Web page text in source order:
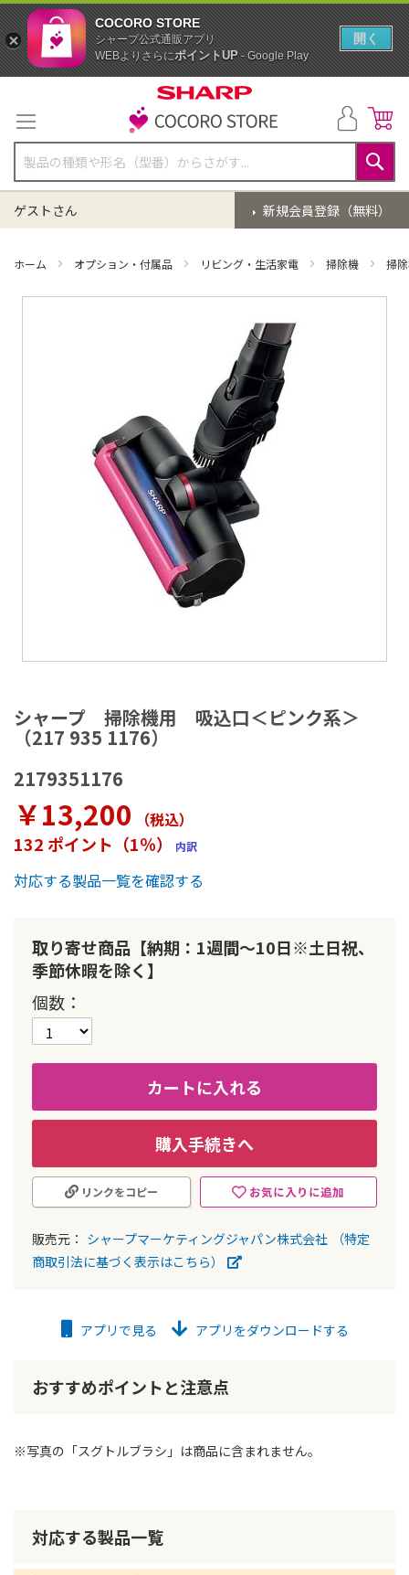
テ
ン
ツ
に
ス
キ
ッ
検
索
新規会員登録（無料）
ゲストさん
ホーム オプション・付属品 リビング・生活家電 掃除機 掃
シャープ 掃除機用 吸込口＜ピンク系＞
（217 935 1176）
2179351176
￥13,200 （税込）
132 ポイント（1％） 内訳
対応する製品一覧を確認する
取り寄せ商品【納期：1週間～10日※土日祝、
季節休暇を除く】
個数
カートに入れる
購入手続きへ
お気に入りに追加
リンクをコピー
販売元： シャープマーケティングジャパン株式会社
（特定
商取引法に基づく表示はこちら）
メ
ー
ジ
ャ
リ
ー
の
最
初
動
す
る
アプリで見る アプリをダウンロードする
おすすめポイントと注意点
※写真の「スグトルブラシ」は商品に含まれません。
対応する製品一覧
COCORO STORE
シャープ公式通販アプリ
WEBよりさらにポイントUP- Google Play
開く